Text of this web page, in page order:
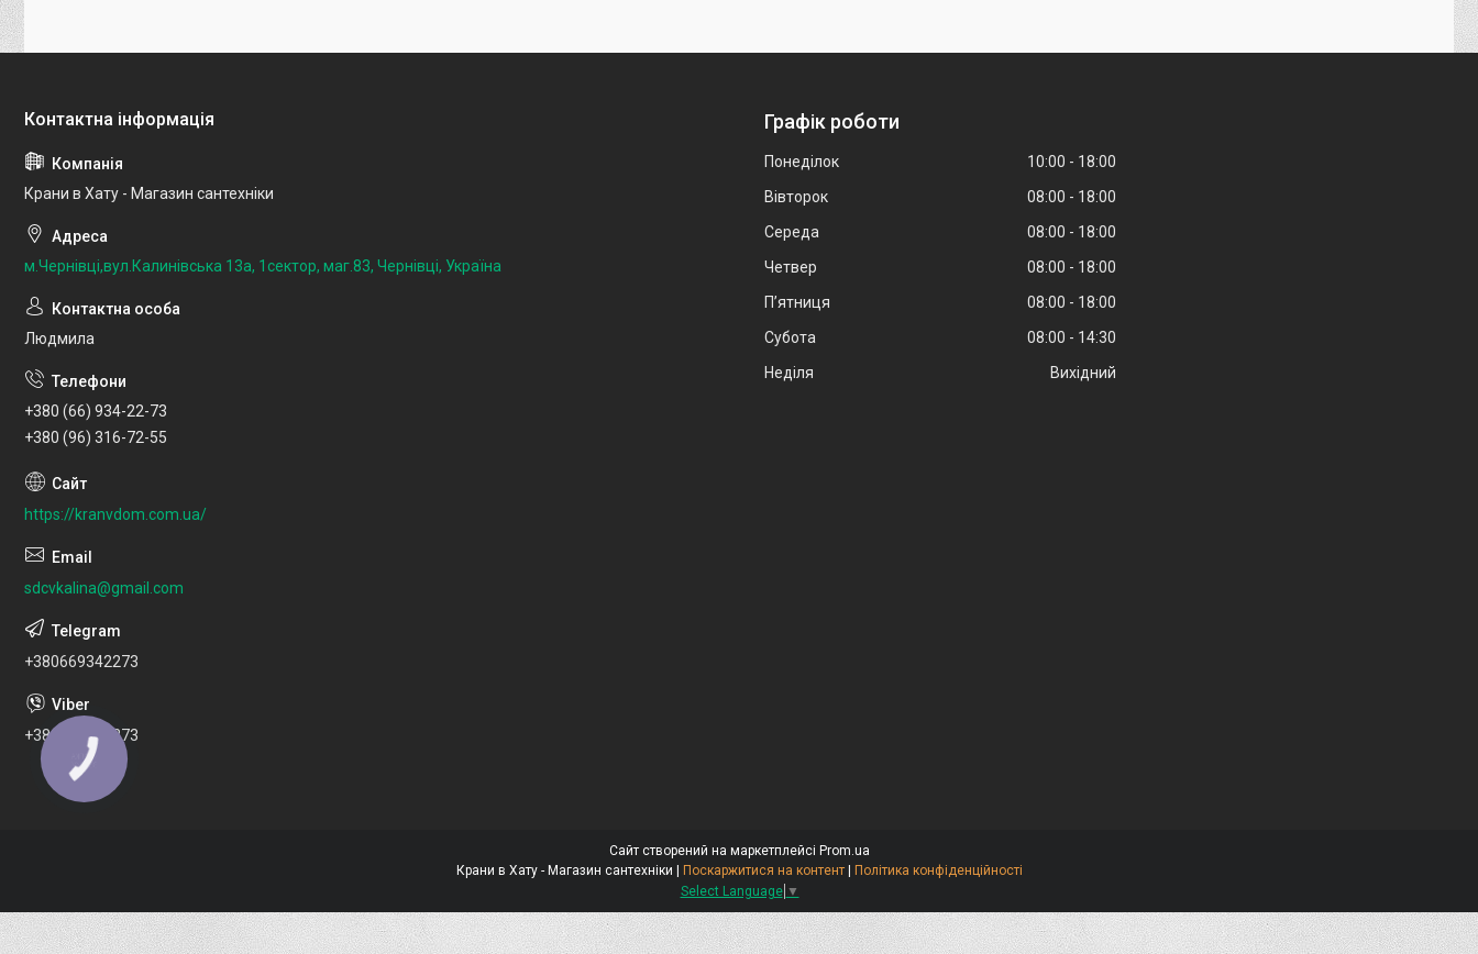
Крани в Хату - Магазин сантехніки
м.Чернівці,вул.Калинівська 13а, 1сектор, маг.83, Чернівці, Україна
Людмила
+380 (66) 934-22-73
+380 (96) 316-72-55
https://kranvdom.com.ua/
sdcvkalina@gmail.com
+380669342273
+380669342273
Графік роботи
Понеділок 10:00
18:00
Вівторок
08:00
18:00
Середа
08:00
18:00
Четвер
08:00
18:00
Пʼятниця
08:00
18:00
Субота
08:00
14:30
Неділя
Вихідний
Сайт створений на маркетплейсі Prom.ua
Поскаржитися на контент
Політика конфіденційності
Select Language ▼